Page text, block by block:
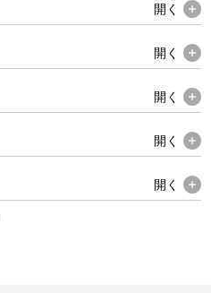
開く
開く
開く
開く
開く